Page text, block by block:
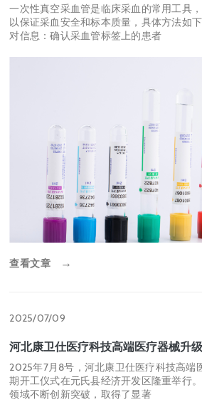
一次性真空采血管是临床采血的常用工具
以保证采血安全和标本质量，具体方法如下： 一、使用前准备
对信息：确认采血管标签上的患者
查看文章 →
2025/07/09
河北康卫仕医疗科技高端医疗器械升
2025年7月8号，河北康卫仕医疗科技高端
期开工仪式在元氏县经济开发区隆重举行
领域不断创新突破，取得了显著